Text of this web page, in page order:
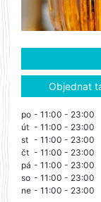
Objednat
po - 11:00 - 23:00
út - 11:00 - 23:00
st - 11:00 - 23:00
čt - 11:00 - 23:00
pá - 11:00 - 23:00
so - 11:00 - 23:00
ne - 11:00 - 23:00